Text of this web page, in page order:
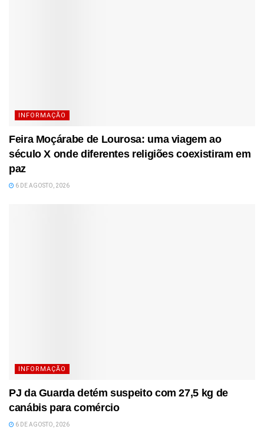
INFORMAÇÃO
Feira Moçárabe de Lourosa: uma viagem ao
século X onde diferentes religiões coexistiram em
paz
6 DE AGOSTO, 2026
INFORMAÇÃO
PJ da Guarda detém suspeito com 27,5 kg de
canábis para comércio
6 DE AGOSTO, 2026